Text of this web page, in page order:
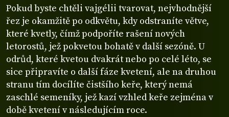
Pokud byste chtěli vajgélii tvarovat, nejvhodnější
řez je okamžitě po odkvětu, kdy odstraníte větve,
které kvetly, čímž podpoříte rašení nových
letorostů, jež pokvetou bohatě v další sezóně. U
odrůd, které kvetou dvakrát nebo po celé léto, se
sice připravíte o další fáze kvetení, ale na druhou
stranu tím docílíte čistšího keře, který nemá
zaschlé semeníky, jež kazí vzhled keře zejména v
době kvetení v následujícím roce.